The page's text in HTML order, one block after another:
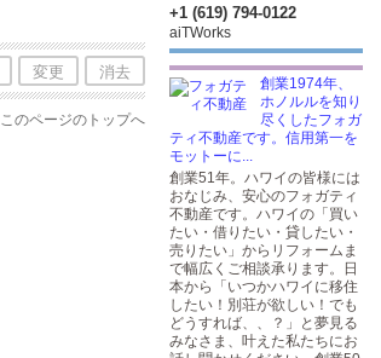
変更 消去
このページのトップへ
+1 (619) 794-0122
aiTWorks
創業1974年、
ホノルルを知り
尽くしたフォガ
ティ不動産です。信用第一を
モットーに...
創業51年。ハワイの皆様には
おなじみ、安心のフォガティ
不動産です。ハワイの「買い
たい・借りたい・貸したい・
売りたい」からリフォームま
で幅広くご相談承ります。日
本から「いつかハワイに移住
したい！別荘が欲しい！でも
どうすれば、、？」と夢見る
みなさま、叶えた私たちにお